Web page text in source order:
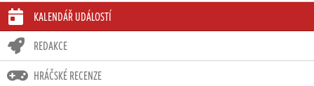
KALENDÁŘ UDÁLOSTÍ
REDAKCE
HRÁČSKÉ RECENZE